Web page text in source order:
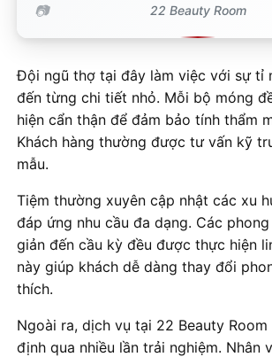
22 Beauty Room
Đội ngũ thợ tại đây làm việc với sự tỉ
đến từng chi tiết nhỏ. Mỗi bộ móng
hiện cẩn thận để đảm bảo tính thẩm
Khách hàng thường được tư vấn kỹ
mẫu.
Tiệm thường xuyên cập nhật các xu
đáp ứng nhu cầu đa dạng. Các
giản đến cầu kỳ đều được thực hiện
này giúp khách dễ dàng thay đổi
thích.
Ngoài ra, dịch vụ tại 22 Beauty
định qua nhiều lần trải nghiệm. Nhân